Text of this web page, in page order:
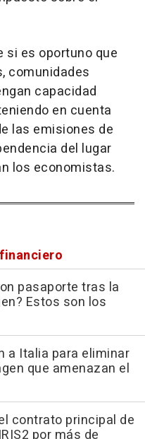
si es oportuno que
comunidades
capacidad
en cuenta
las emisiones de
del lugar
los economistas.
pasaporte tras la
Estos son los
a Italia para eliminar
que amenazan el
contrato principal de
por más de